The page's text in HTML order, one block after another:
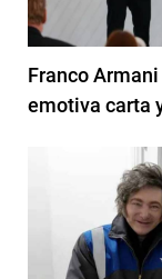
Franco
emotiva carta